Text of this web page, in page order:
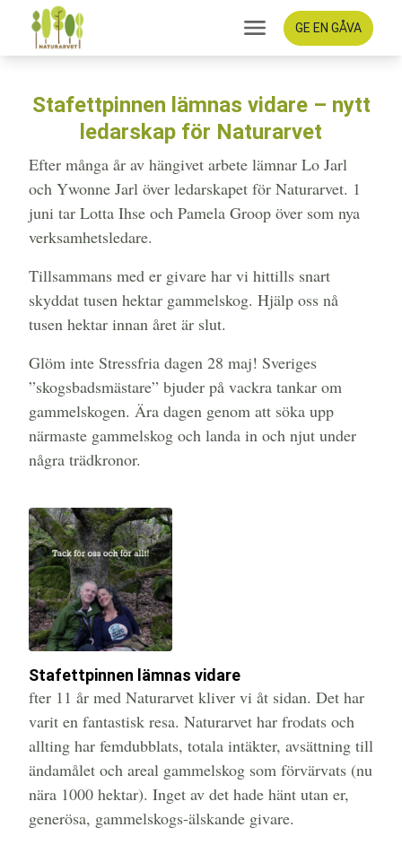
GE EN GÅVA
Stafettpinnen lämnas vidare – nytt
ledarskap för Naturarvet
Efter många år av hängivet arbete lämnar Lo Jarl
och Ywonne Jarl över ledarskapet för Naturarvet. 1
juni tar Lotta Ihse och Pamela Groop över som nya
verksamhetsledare.
Tillsammans med er givare har vi hittills snart
skyddat tusen hektar gammelskog. Hjälp oss nå
tusen hektar innan året är slut.
Glöm inte Stressfria dagen 28 maj! Sveriges
”skogsbadsmästare” bjuder på vackra tankar om
gammelskogen. Ära dagen genom att söka upp
närmaste gammelskog och landa in och njut under
några trädkronor.
Stafettpinnen lämnas vidare
fter 11 år med Naturarvet kliver vi åt sidan. Det har
varit en fantastisk resa. Naturarvet har frodats och
allting har femdubblats, totala intäkter, avsättning till
ändamålet och areal gammelskog som förvärvats (nu
nära 1000 hektar). Inget av det hade hänt utan er,
generösa, gammelskogs-älskande givare.